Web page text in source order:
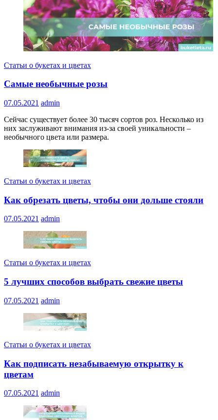
Статьи о букетах и цветах
Самые необычные розы
07.05.2021 admin
Сейчас существует более 30 тысяч сортов роз. Несколько из
них заслуживают внимания из-за своей уникальности –
необычного цвета или размера.
Статьи о букетах и цветах
Как обрезать цветы, чтобы они дольше стояли
07.05.2021 admin
Статьи о букетах и цветах
5 лучших способов выбрать свежие цветы
07.05.2021 admin
Статьи о букетах и цветах
Как подписать незабываемую открытку к
цветам
07.05.2021 admin